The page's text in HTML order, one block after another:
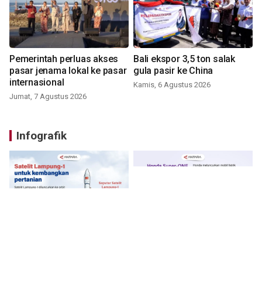
Pemerintah perluas akses
pasar jenama lokal ke pasar
internasional
Jumat, 7 Agustus 2026
Bali ekspor 3,5 ton salak
gula pasir ke China
Kamis, 6 Agustus 2026
Infografik